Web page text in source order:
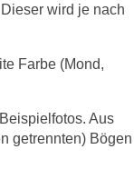
wird je nach
Farbe (Mond,
Aus
getrennten) Bögen